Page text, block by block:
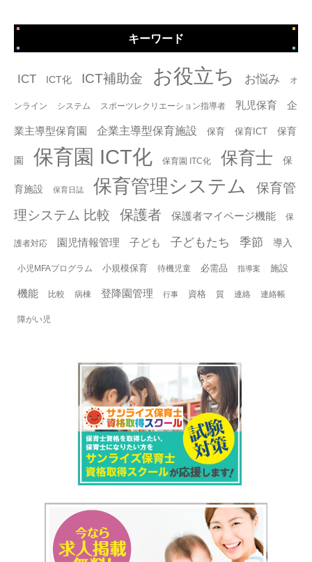
キーワード
タグ
ICT ICT化 ICT補助金 お役立ち お悩み オ
ンライン システム スポーツレクリエーション指導者 乳児保育 企
業主導型保育園 企業主導型保育施設 保育 保育ICT 保育
園 保育園 ICT化 保育園 ITC化 保育士 保
育施設 保育日誌 保育管理システム
保育管
理システム 比較
保護者 保護者マイページ機能 保
護者対応 園児情報管理 子ども 子どもたち 季節 導入
小児MFAプログラム 小規模保育 待機児童 必需品 指導案 施設
機能 比較 病棟 登降園管理 行事 資格 質 連絡 連絡帳
障がい児